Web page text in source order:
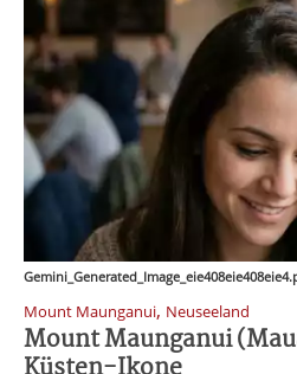
Mount Maunganui, Neuseeland
Mount Maunganui